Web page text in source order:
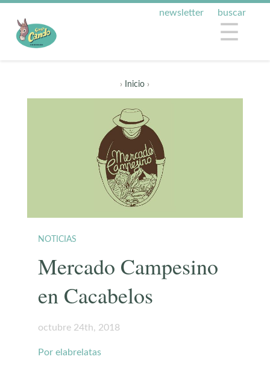
buscar
newsletter
☰
› Inicio ›
NOTICIAS
Mercado Campesino
en Cacabelos
octubre 24th, 2018
Por elabrelatas